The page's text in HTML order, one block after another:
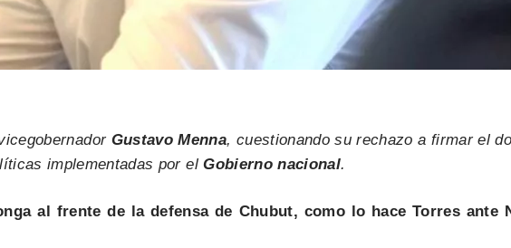
Gustavo Menna, cuestionando su rechazo a firmar el
implementadas por elGobierno nacional.
al frente de la defensa de Chubut, como lo hace Torres ante